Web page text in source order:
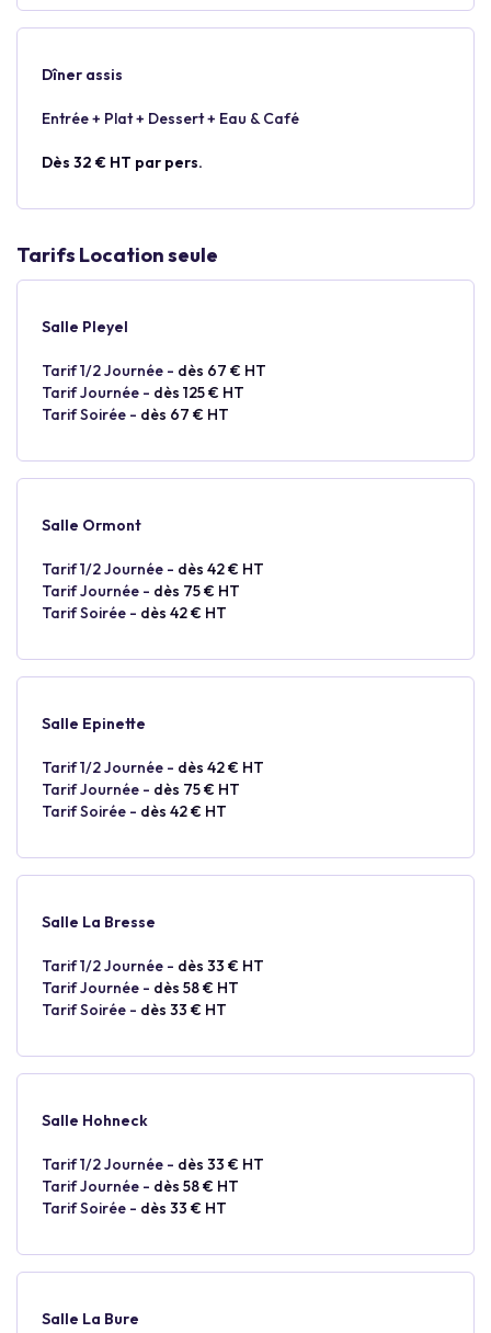
Dîner assis
Entrée + Plat + Dessert + Eau & Café
Dès 32 € HT par pers.
Tarifs Location seule
Salle Pleyel
Tarif 1/2 Journée - dès 67 € HT
Tarif Journée - dès 125 € HT
Tarif Soirée - dès 67 € HT
Salle Ormont
Tarif 1/2 Journée - dès 42 € HT
Tarif Journée - dès 75 € HT
Tarif Soirée - dès 42 € HT
Salle Epinette
Tarif 1/2 Journée - dès 42 € HT
Tarif Journée - dès 75 € HT
Tarif Soirée - dès 42 € HT
Salle La Bresse
Tarif 1/2 Journée - dès 33 € HT
Tarif Journée - dès 58 € HT
Tarif Soirée - dès 33 € HT
Salle Hohneck
Tarif 1/2 Journée - dès 33 € HT
Tarif Journée - dès 58 € HT
Tarif Soirée - dès 33 € HT
Salle La Bure